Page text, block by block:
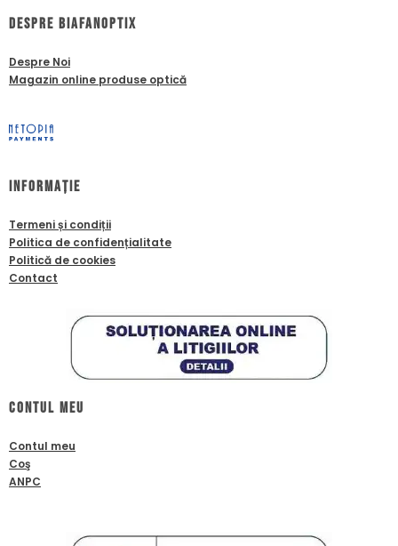
dESPRE biafanoptix
Despre Noi
Magazin online produse optică
Informație
Termeni și condiții
Politica de confidențialitate
Politică de cookies
Contact
Contul meu
Contul meu
Coş
ANPC